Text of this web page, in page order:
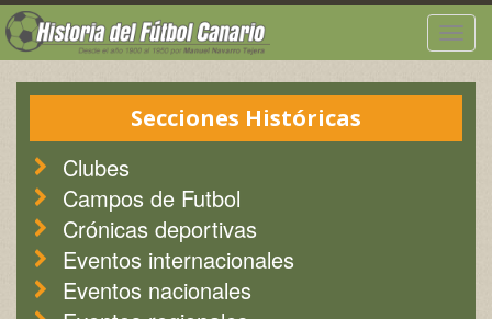
Secciones Históricas
Clubes
Campos de Futbol
Crónicas deportivas
Eventos internacionales
Eventos nacionales